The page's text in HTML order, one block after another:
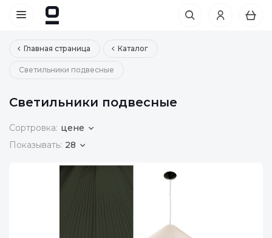
Главная страница Каталог
Светильники подвесные
Светильники подвесные
Сортровка: цене
Показывать: 28